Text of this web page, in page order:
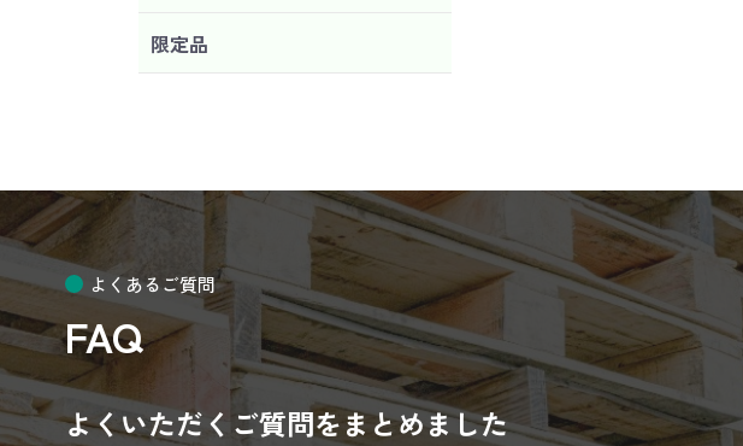
限定品
よくあるご質問
FAQ
よくいただくご質問をまとめました